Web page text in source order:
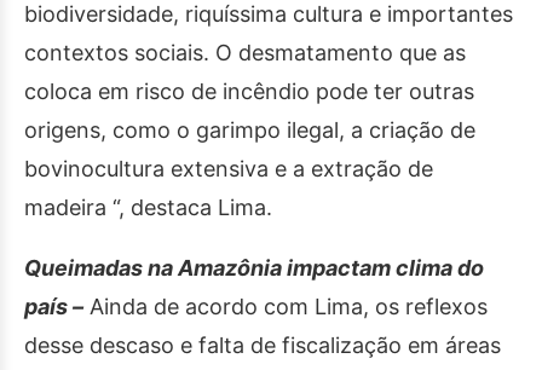
biodiversidade, riquíssima cultura e importantes
contextos sociais. O desmatamento que as
coloca em risco de incêndio pode ter outras
origens, como o garimpo ilegal, a criação de
bovinocultura extensiva e a extração de
madeira “, destaca Lima.
Queimadas na Amazônia impactam clima do
país – Ainda de acordo com Lima, os reflexos
desse descaso e falta de fiscalização em áreas